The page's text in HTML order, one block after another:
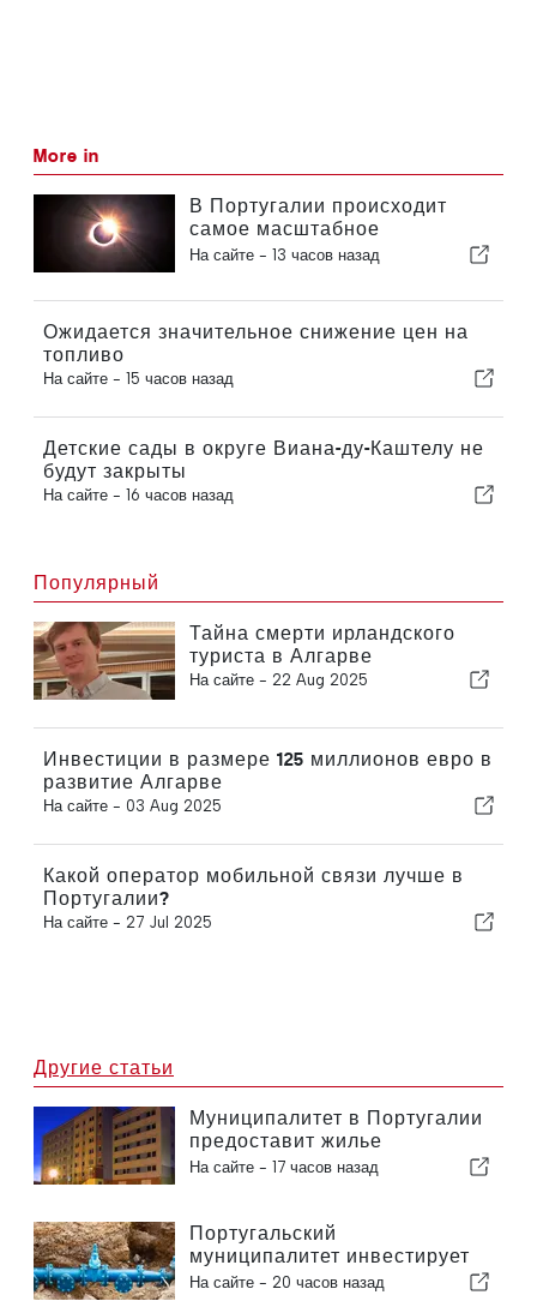
More in
В Португалии происходит
самое масштабное
солнечное затмение столетия
На сайте - 13 часов назад
Ожидается значительное снижение цен на
топливо
На сайте - 15 часов назад
Детские сады в округе Виана-ду-Каштелу не
будут закрыты
На сайте - 16 часов назад
Популярный
Тайна смерти ирландского
туриста в Алгарве
На сайте - 22 Aug 2025
Инвестиции в размере 125 миллионов евро в
развитие Алгарве
На сайте - 03 Aug 2025
Какой оператор мобильной связи лучше в
Португалии?
На сайте - 27 Jul 2025
Другие статьи
Муниципалитет в Португалии
предоставит жилье
гражданам
На сайте - 17 часов назад
Португальский
муниципалитет инвестирует
более 190 000 евро в систему
На сайте - 20 часов назад